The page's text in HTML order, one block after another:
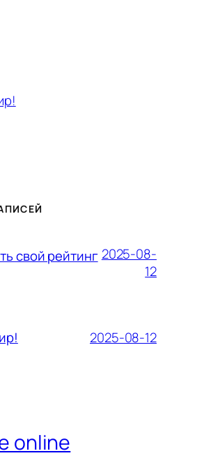
свой рейтинг 2025-08-
12
2025-08-12
online